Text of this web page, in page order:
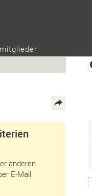
mitglieder
anderen
E-Mail